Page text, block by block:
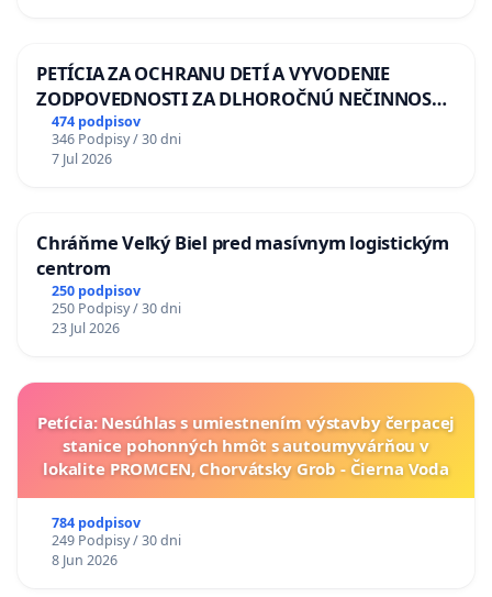
PETÍCIA ZA OCHRANU DETÍ A VYVODENIE
ZODPOVEDNOSTI ZA DLHOROČNÚ NEČINNOSŤ
A ZLYHANIE ŠTÁTU
474 podpisov
346 Podpisy / 30 dni
7 Jul 2026
Chráňme Veľký Biel pred masívnym logistickým
centrom
250 podpisov
250 Podpisy / 30 dni
23 Jul 2026
Petícia: Nesúhlas s umiestnením výstavby čerpacej
stanice pohonných hmôt s autoumyvárňou v
lokalite PROMCEN, Chorvátsky Grob - Čierna Voda
784 podpisov
249 Podpisy / 30 dni
8 Jun 2026